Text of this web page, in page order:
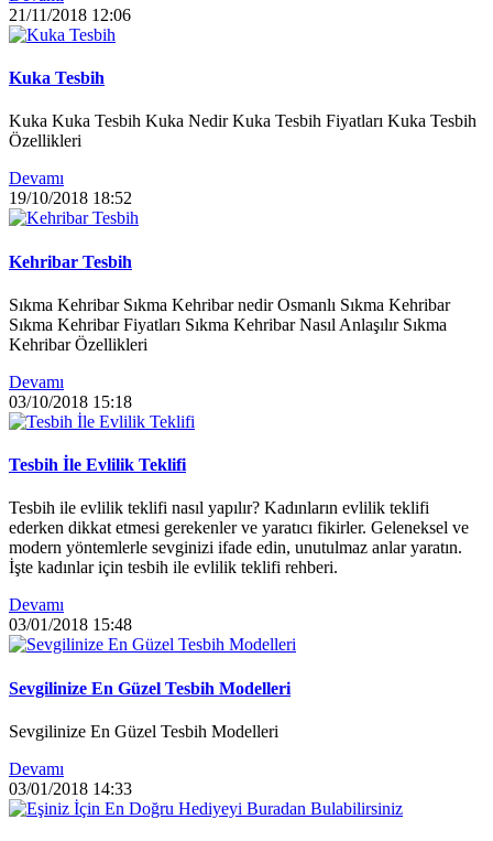
21/11/2018 12:06
Kuka Tesbih
Kuka Kuka Tesbih Kuka Nedir Kuka Tesbih Fiyatları Kuka Tesbih
Özellikleri
Devamı
19/10/2018 18:52
Kehribar Tesbih
Sıkma Kehribar Sıkma Kehribar nedir Osmanlı Sıkma Kehribar
Sıkma Kehribar Fiyatları Sıkma Kehribar Nasıl Anlaşılır Sıkma
Kehribar Özellikleri
Devamı
03/10/2018 15:18
Tesbih İle Evlilik Teklifi
Tesbih ile evlilik teklifi nasıl yapılır? Kadınların evlilik teklifi
ederken dikkat etmesi gerekenler ve yaratıcı fikirler. Geleneksel ve
modern yöntemlerle sevginizi ifade edin, unutulmaz anlar yaratın.
İşte kadınlar için tesbih ile evlilik teklifi rehberi.
Devamı
03/01/2018 15:48
Sevgilinize En Güzel Tesbih Modelleri
Sevgilinize En Güzel Tesbih Modelleri
Devamı
03/01/2018 14:33